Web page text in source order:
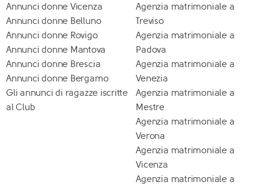
Annunci donne Vicenza
Annunci donne Belluno
Annunci donne Rovigo
Annunci donne Mantova
Annunci donne Brescia
Annunci donne Bergamo
Gli annunci di ragazze iscritte
al Club
Agenzia matrimoniale a
Treviso
Agenzia matrimoniale a
Padova
Agenzia matrimoniale a
Venezia
Agenzia matrimoniale a
Mestre
Agenzia matrimoniale a
Verona
Agenzia matrimoniale a
Vicenza
Agenzia matrimoniale a